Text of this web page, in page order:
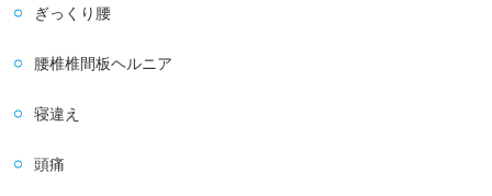
ぎっくり腰
腰椎椎間板ヘルニア
寝違え
頭痛